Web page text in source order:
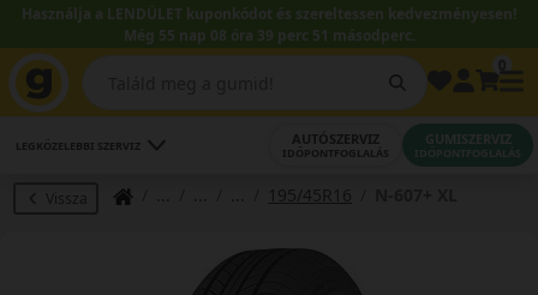
Használja a LENDÜLET kuponkódot és szereltessen kedvezményesen!
Még 55 nap 08 óra 39 perc 51 másodperc.
LEGKÖZELEBBI SZERVIZ AUTÓSZERVIZ
IDŐPONTFOGLALÁS
GUMISZERVIZ
IDŐPONTFOGLALÁS
Vissza 195/45R16